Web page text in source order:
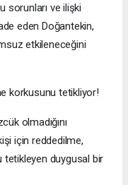
sorunları ve ilişki
eden Doğantekin,
etkileneceğini
korkusunu tetikliyor!
olmadığını
için reddedilme,
duygusal bir